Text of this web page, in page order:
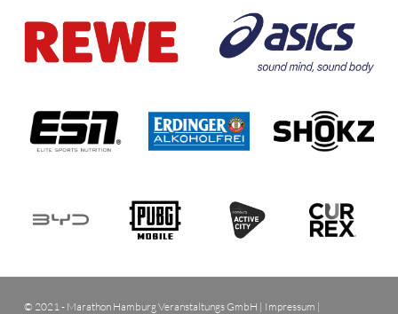
© 2021 - Marathon Hamburg Veranstaltungs GmbH | Impressum |